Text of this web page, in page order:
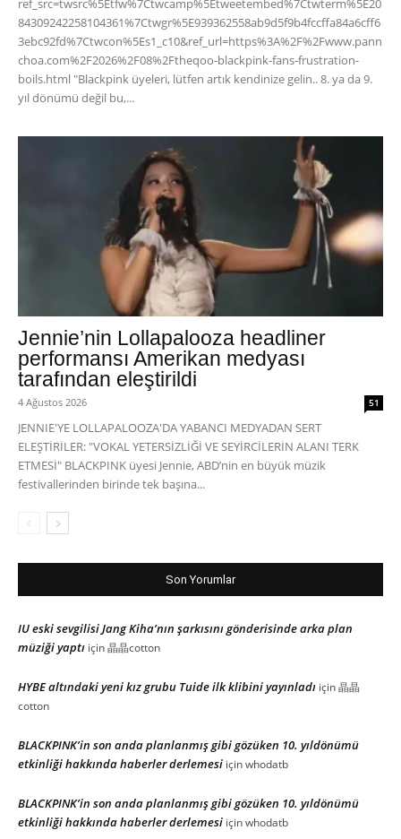
ref_src=twsrc%5Etfw%7Ctwcamp%5Etweetembed%7Ctwterm%5E20
84309242258104361%7Ctwgr%5E939362558ab9d5f9b4fccffa84a6cff6
3ebc92fd%7Ctwcon%5Es1_c10&ref_url=https%3A%2F%2Fwww.pann
choa.com%2F2026%2F08%2Ftheqoo-blackpink-fans-frustration-
boils.html "Blackpink üyeleri, lütfen artık kendinize gelin.. 8. ya da 9.
yıl dönümü değil bu,...
Jennie’nin Lollapalooza headliner
performansı Amerikan medyası
tarafından eleştirildi
4 Ağustos 2026 51
JENNIE'YE LOLLAPALOOZA'DA YABANCI MEDYADAN SERT
ELEŞTİRİLER: "VOKAL YETERSİZLİĞİ VE SEYİRCİLERİN ALANI TERK
ETMESİ" BLACKPINK üyesi Jennie, ABD’nin en büyük müzik
festivallerinden birinde tek başına...
Son Yorumlar
IU eski sevgilisi Jang Kiha’nın şarkısını gönderisinde arka plan
müziği yaptı için晶晶cotton
HYBE altındaki yeni kız grubu Tuide ilk klibini yayınladı için晶晶
cotton
BLACKPINK’in son anda planlanmış gibi gözüken 10. yıldönümü
etkinliği hakkında haberler derlemesi içinwhodatb
BLACKPINK’in son anda planlanmış gibi gözüken 10. yıldönümü
etkinliği hakkında haberler derlemesi içinwhodatb